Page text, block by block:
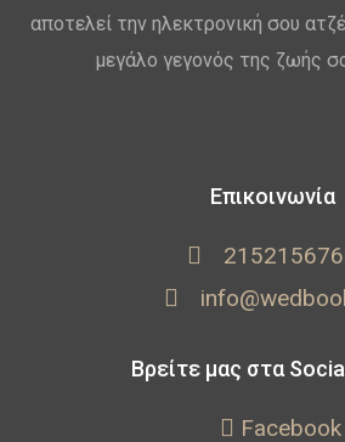
αποτελεί την ηλεκτρονική σου
μεγάλο γεγονός της ζωής
Επικοινωνία
Βρείτε μας στα
Facebook